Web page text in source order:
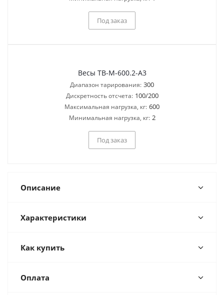
Под заказ
Весы ТВ-M-600.2-A3
Диапазон тарирования: 300
Дискретность отсчета: 100/200
Максимальная нагрузка, кг: 600
Минимальная нагрузка, кг: 2
Под заказ
Описание
Характеристики
Как купить
Оплата